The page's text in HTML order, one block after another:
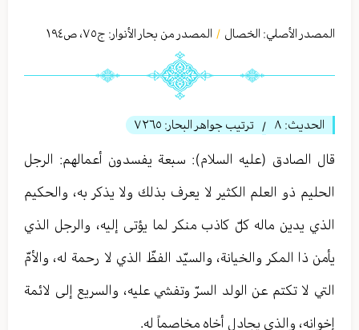
المصدر الأصلي: الخصال / المصدر من بحار الأنوار: ج٧٥، ص١٩٤
الحديث: ٨ / ترتيب جواهر البحار: ٧٢٦٥
قال الصادق (عليه السلام): سبعة يفسدون أعمالهم: الرجل
الحليم ذو العلم الكثير لا يعرف بذلك ولا يذكر به، والحكيم
الذي يدين ماله كلّ كاذب منكر لما يؤتى إليه، والرجل الذي
يأمن ذا المكر والخيانة، والسيّد الفظّ الذي لا رحمة له، والأمّ
التي لا تكتم عن الولد السرّ وتفشي عليه، والسريع إلى لائمة
إخوانه، والذي يجادل أخاه مخاصماً له.